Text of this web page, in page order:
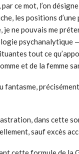
ce mot, l’on
les positions
ne pouvais me
psychanalytique
tout ce
et de la femme
fantasme,
dans cette
sauf excès